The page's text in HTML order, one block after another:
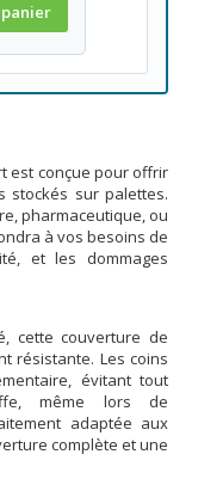
est conçue pour offrir
stockés sur palettes.
pharmaceutique, ou
à vos besoins de
et les dommages
cette couverture de
résistante. Les coins
évitant tout
même lors de
adaptée aux
complète et une